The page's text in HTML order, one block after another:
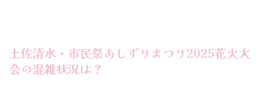
土佐清水・市民祭あしずりまつり2025花火大
会の混雑状況は？